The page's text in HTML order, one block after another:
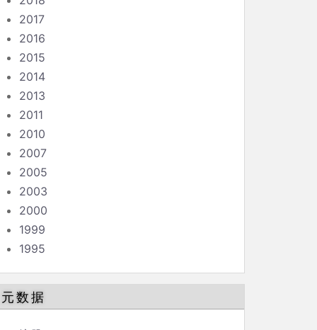
2017
2016
2015
2014
2013
2011
2010
2007
2005
2003
2000
1999
1995
元数据